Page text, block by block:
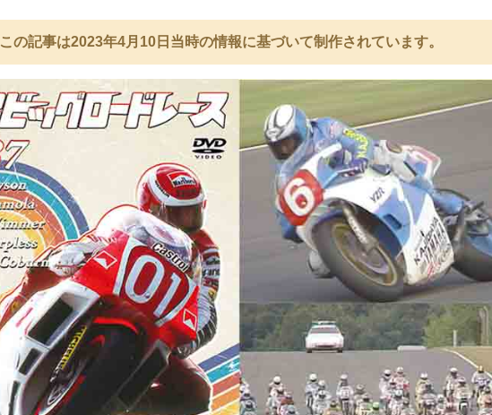
この記事は2023年4月10日当時の情報に基づいて制作されています。